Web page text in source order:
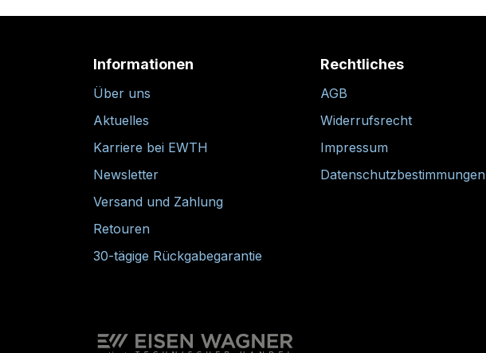
Informationen
Über uns
Aktuelles
Karriere bei EWTH
Newsletter
Versand und Zahlung
Retouren
30-tägige Rückgabegarantie
Rechtliches
AGB
Widerrufsrecht
Impressum
Datenschutzbestimmungen